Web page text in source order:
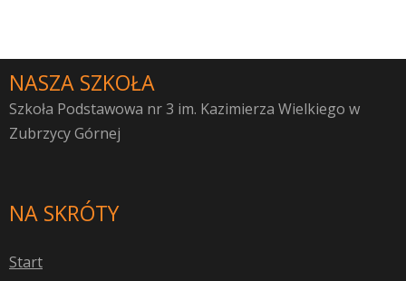
NASZA SZKOŁA
Szkoła Podstawowa nr 3 im. Kazimierza Wielkiego w
Zubrzycy Górnej
NA SKRÓTY
Start